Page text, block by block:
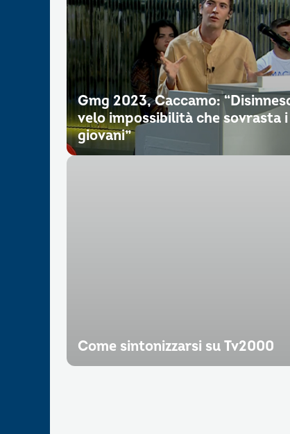
Gmg 2023, Caccamo:
velo impossibilità che sovrasta i
giovani”
Come sintonizzarsi su Tv2000